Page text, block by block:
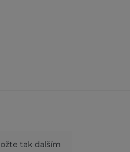
tak dalším